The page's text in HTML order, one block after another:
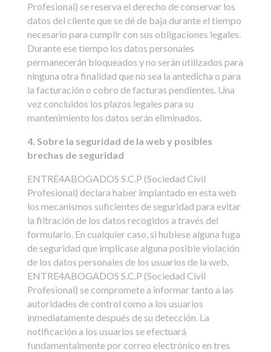
Profesional) se reserva el derecho de conservar los
datos del cliente que se dé de baja durante el tiempo
necesario para cumplir con sus obligaciones legales.
Durante ese tiempo los datos personales
permanecerán bloqueados y no serán utilizados para
ninguna otra finalidad que no sea la antedicha o para
la facturación o cobro de facturas pendientes. Una
vez concluidos los plazos legales para su
mantenimiento los datos serán eliminados.
4. Sobre la seguridad de la web y posibles
brechas de seguridad
ENTRE4ABOGADOS S.C.P (Sociedad Civil
Profesional) declara haber implantado en esta web
los mecanismos suficientes de seguridad para evitar
la filtración de los datos recogidos a través del
formulario. En cualquier caso, si hubiese alguna fuga
de seguridad que implicase alguna posible violación
de los datos personales de los usuarios de la web,
ENTRE4ABOGADOS S.C.P (Sociedad Civil
Profesional) se compromete a informar tanto a las
autoridades de control como a los usuarios
inmediatamente después de su detección. La
notificación a los usuarios se efectuará
fundamentalmente por correo electrónico en tres